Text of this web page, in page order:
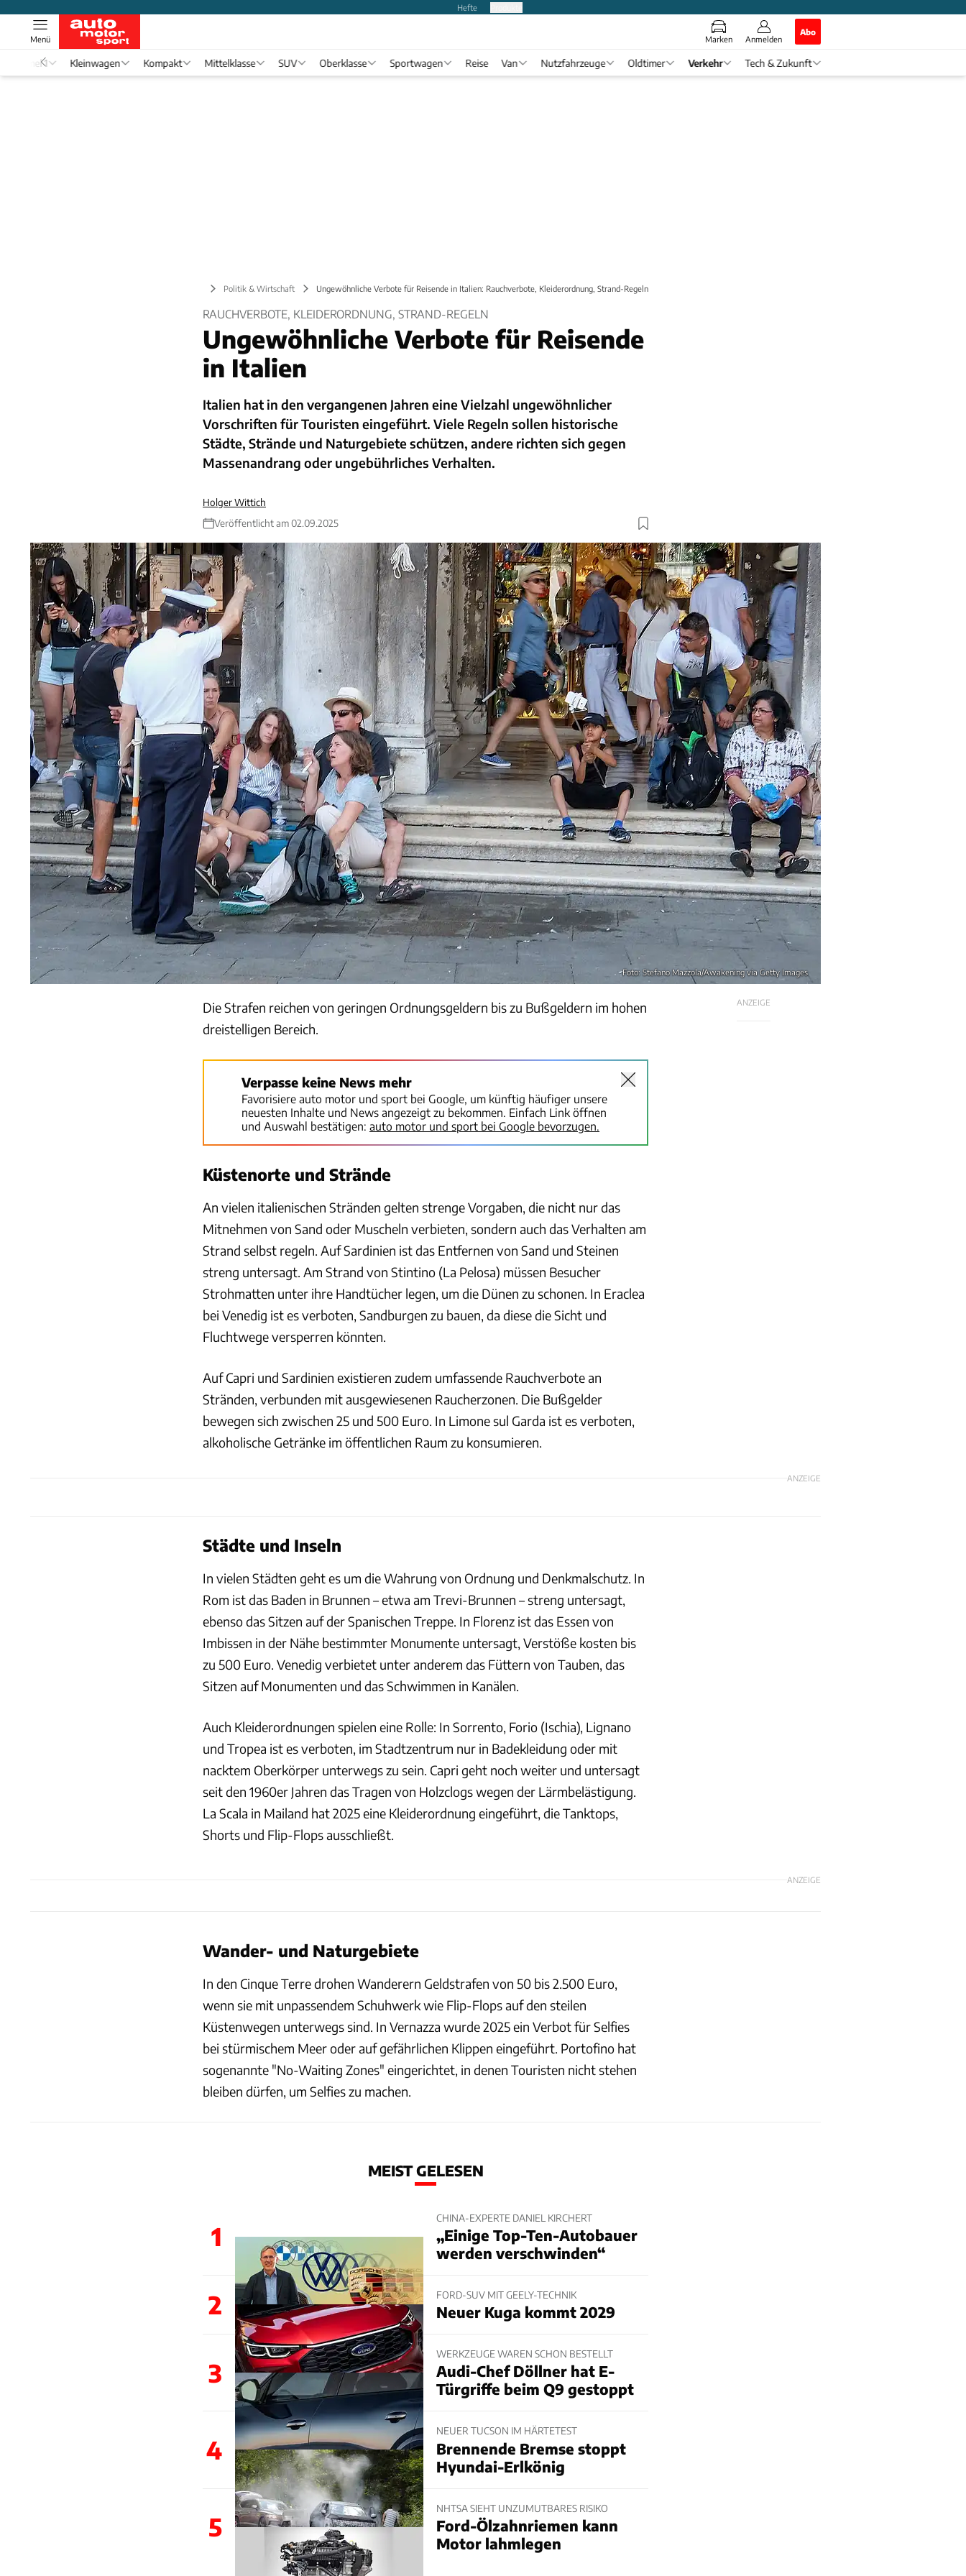
Hefte
Marken Anmelden
Abo
Menü
Formel 1 Kleinwagen Kompakt Mittelklasse SUV Oberklasse Sportwagen Reise Van Nutzfahrzeuge Oldtimer Verkehr Tech & Zukunft
Politik & Wirtschaft Ungewöhnliche Verbote für Reisende in Italien: Rauchverbote, Kleiderordnung, Strand-Regeln
RAUCHVERBOTE, KLEIDERORDNUNG, STRAND-REGELN
Ungewöhnliche Verbote für Reisende
in Italien
Italien hat in den vergangenen Jahren eine Vielzahl ungewöhnlicher
Vorschriften für Touristen eingeführt. Viele Regeln sollen historische
Städte, Strände und Naturgebiete schützen, andere richten sich gegen
Massenandrang oder ungebührliches Verhalten.
Holger Wittich
Veröffentlicht am 02.09.2025
Foto: Stefano Mazzola/Awakening via Getty Images
ANZEIGE
Die Strafen reichen von geringen Ordnungsgeldern bis zu Bußgeldern im hohen
dreistelligen Bereich.
Verpasse keine News mehr
Favorisiere auto motor und sport bei Google, um künftig häufiger unsere
neuesten Inhalte und News angezeigt zu bekommen. Einfach Link öffnen
und Auswahl bestätigen: auto motor und sport bei Google bevorzugen.
Küstenorte und Strände
An vielen italienischen Stränden gelten strenge Vorgaben, die nicht nur das
Mitnehmen von Sand oder Muscheln verbieten, sondern auch das Verhalten am
Strand selbst regeln. Auf Sardinien ist das Entfernen von Sand und Steinen
streng untersagt. Am Strand von Stintino (La Pelosa) müssen Besucher
Strohmatten unter ihre Handtücher legen, um die Dünen zu schonen. In Eraclea
bei Venedig ist es verboten, Sandburgen zu bauen, da diese die Sicht und
Fluchtwege versperren könnten.
Auf Capri und Sardinien existieren zudem umfassende Rauchverbote an
Stränden, verbunden mit ausgewiesenen Raucherzonen. Die Bußgelder
bewegen sich zwischen 25 und 500 Euro. In Limone sul Garda ist es verboten,
alkoholische Getränke im öffentlichen Raum zu konsumieren.
ANZEIGE
Städte und Inseln
In vielen Städten geht es um die Wahrung von Ordnung und Denkmalschutz. In
Rom ist das Baden in Brunnen – etwa am Trevi-Brunnen – streng untersagt,
ebenso das Sitzen auf der Spanischen Treppe. In Florenz ist das Essen von
Imbissen in der Nähe bestimmter Monumente untersagt, Verstöße kosten bis
zu 500 Euro. Venedig verbietet unter anderem das Füttern von Tauben, das
Sitzen auf Monumenten und das Schwimmen in Kanälen.
Auch Kleiderordnungen spielen eine Rolle: In Sorrento, Forio (Ischia), Lignano
und Tropea ist es verboten, im Stadtzentrum nur in Badekleidung oder mit
nacktem Oberkörper unterwegs zu sein. Capri geht noch weiter und untersagt
seit den 1960er Jahren das Tragen von Holzclogs wegen der Lärmbelästigung.
La Scala in Mailand hat 2025 eine Kleiderordnung eingeführt, die Tanktops,
Shorts und Flip-Flops ausschließt.
ANZEIGE
Wander- und Naturgebiete
In den Cinque Terre drohen Wanderern Geldstrafen von 50 bis 2.500 Euro,
wenn sie mit unpassendem Schuhwerk wie Flip-Flops auf den steilen
Küstenwegen unterwegs sind. In Vernazza wurde 2025 ein Verbot für Selfies
bei stürmischem Meer oder auf gefährlichen Klippen eingeführt. Portofino hat
sogenannte "No-Waiting Zones" eingerichtet, in denen Touristen nicht stehen
bleiben dürfen, um Selfies zu machen.
MEIST GELESEN
1
CHINA-EXPERTE DANIEL KIRCHERT
„Einige Top-Ten-Autobauer
werden verschwinden“
2 FORD-SUV MIT GEELY-TECHNIK
Neuer Kuga kommt 2029
3
WERKZEUGE WAREN SCHON BESTELLT
Audi-Chef Döllner hat E-
Türgriffe beim Q9 gestoppt
4
NEUER TUCSON IM HÄRTETEST
Brennende Bremse stoppt
Hyundai-Erlkönig
5
NHTSA SIEHT UNZUMUTBARES RISIKO
Ford-Ölzahnriemen kann
Motor lahmlegen